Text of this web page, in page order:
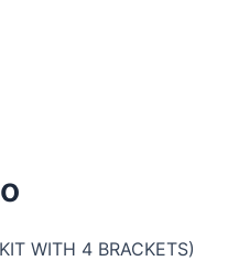
WITH 4 BRACKETS)